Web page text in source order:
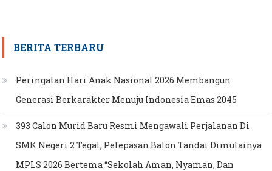
BERITA TERBARU
Peringatan Hari Anak Nasional 2026 Membangun
Generasi Berkarakter Menuju Indonesia Emas 2045
393 Calon Murid Baru Resmi Mengawali Perjalanan Di
SMK Negeri 2 Tegal, Pelepasan Balon Tandai Dimulainya
MPLS 2026 Bertema “Sekolah Aman, Nyaman, Dan